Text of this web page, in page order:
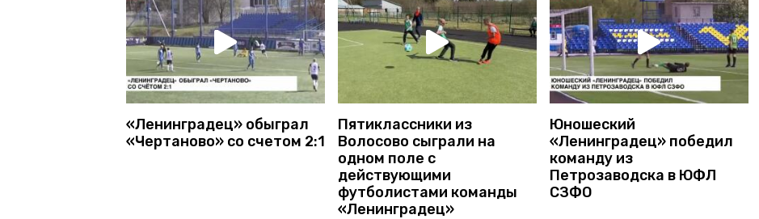
«Ленинградец» обыграл
«Чертаново» со счетом 2:1
Пятиклассники из
Волосово сыграли на
одном поле с
действующими
футболистами команды
«Ленинградец»
Юношеский
«Ленинградец» победил
команду из
Петрозаводска в ЮФЛ
СЗФО